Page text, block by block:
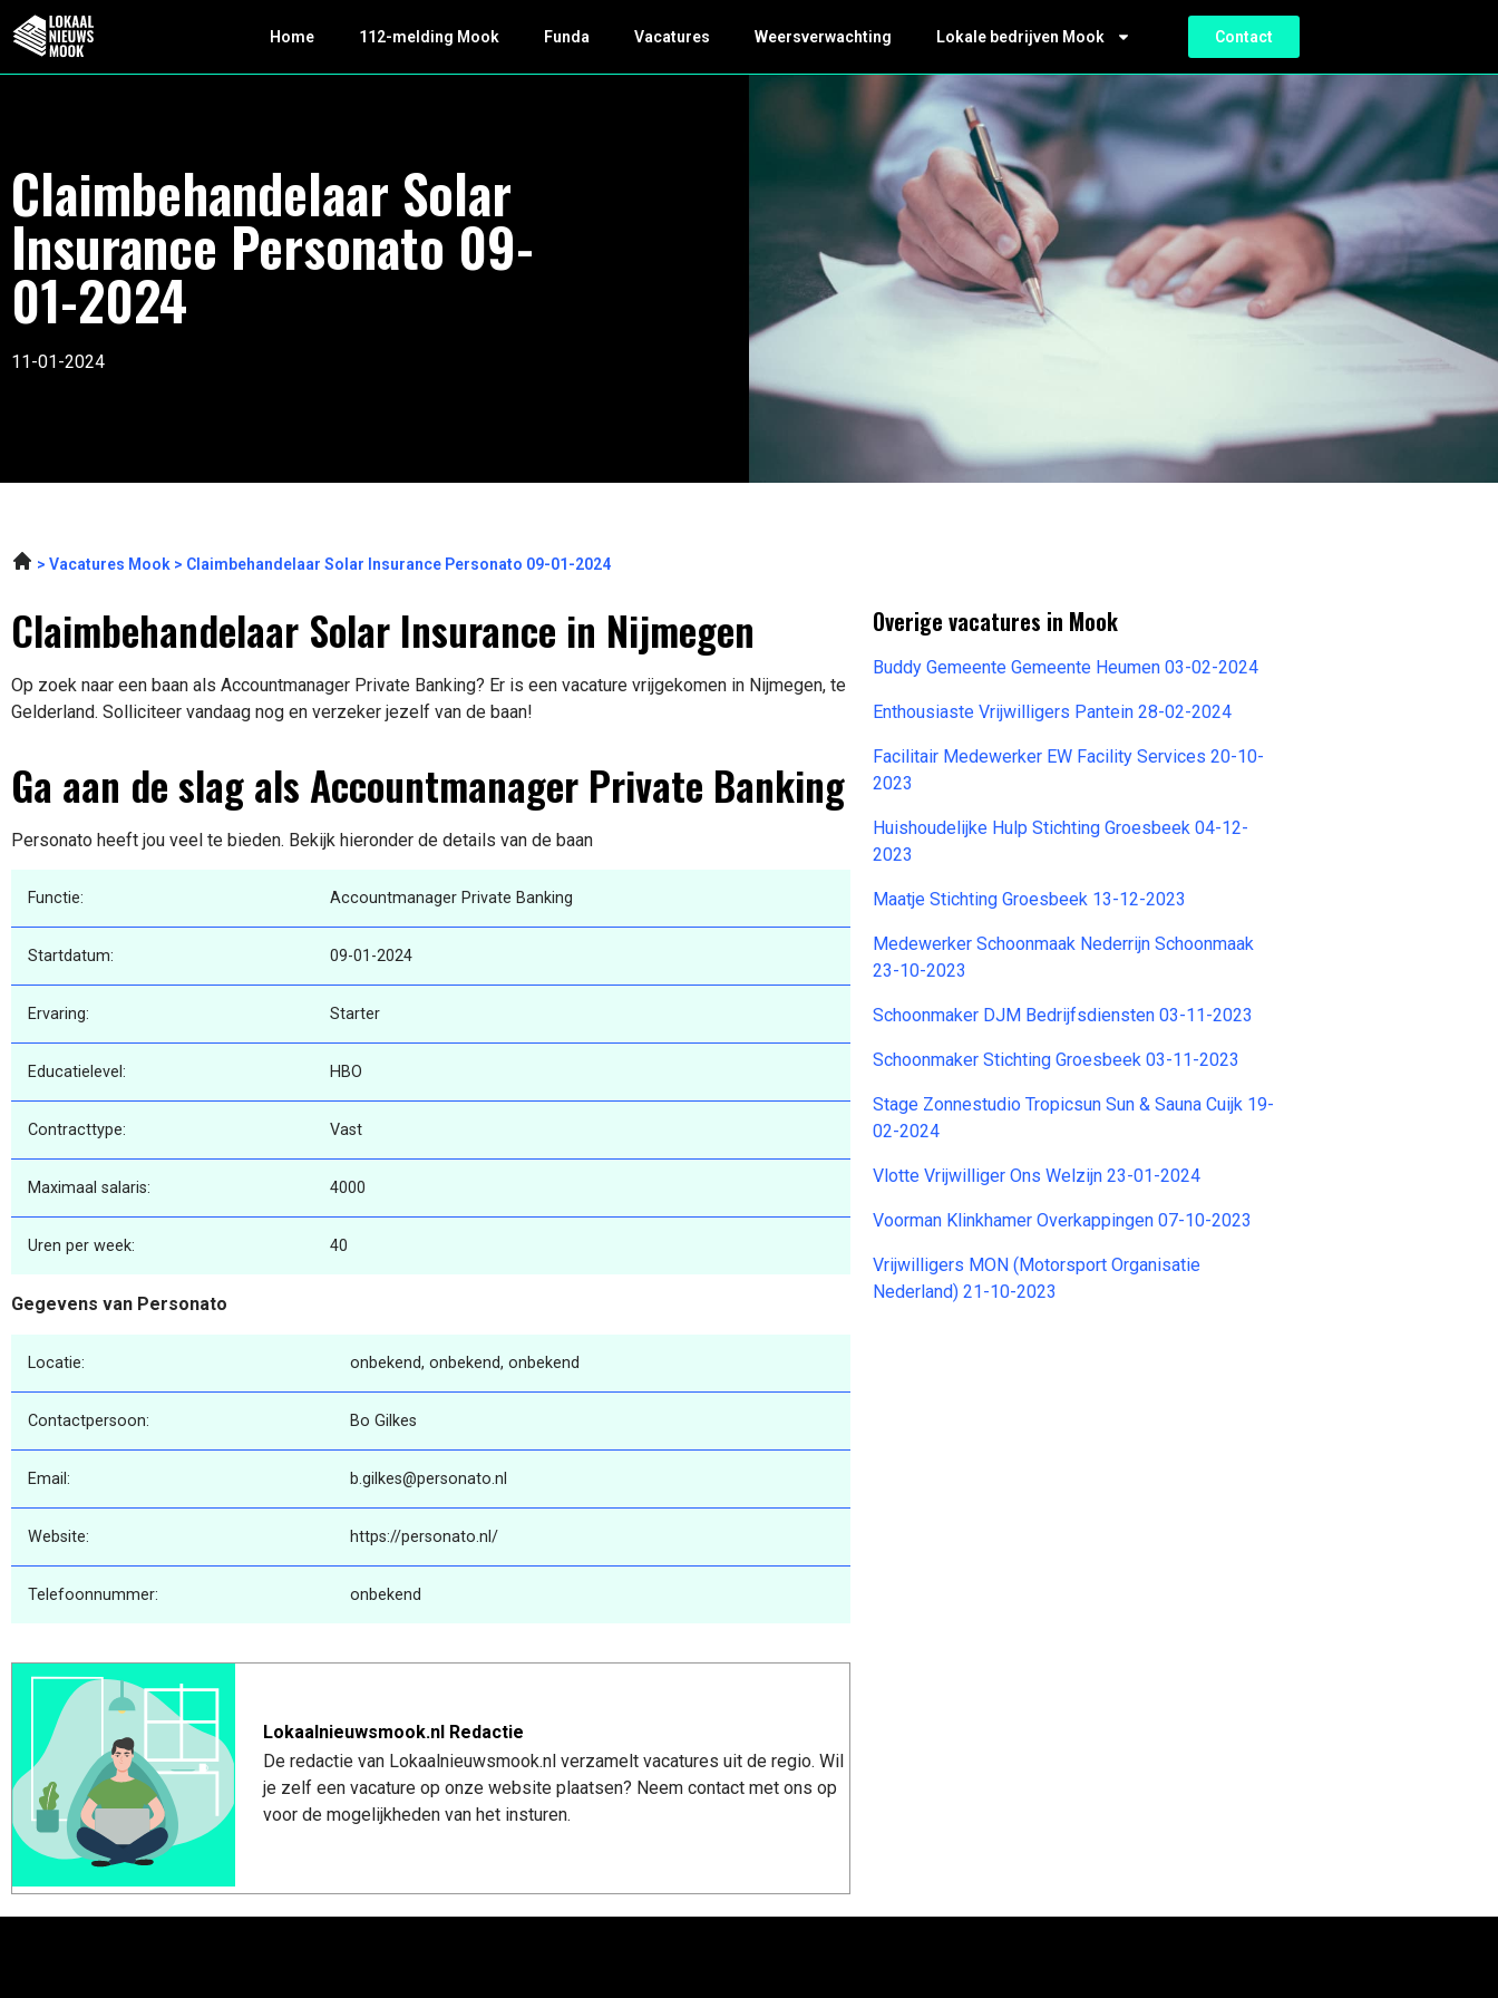
Home 112-melding Mook Funda Vacatures Weersverwachting Lokale bedrijven Mook Contact
Claimbehandelaar Solar
Insurance Personato 09-
01-2024
11-01-2024
Vacatures Mook Claimbehandelaar Solar Insurance Personato 09-01-2024
Claimbehandelaar Solar Insurance in Nijmegen
Op zoek naar een baan als Accountmanager Private Banking? Er is een vacature vrijgekomen in Nijmegen, te
Gelderland. Solliciteer vandaag nog en verzeker jezelf van de baan!
Ga aan de slag als Accountmanager Private Banking
Personato heeft jou veel te bieden. Bekijk hieronder de details van de baan
Functie: Accountmanager Private Banking
Startdatum: 09-01-2024
Ervaring: Starter
Educatielevel: HBO
Contracttype: Vast
Maximaal salaris: 4000
Uren per week: 40
Gegevens van Personato
Locatie: onbekend, onbekend, onbekend
Contactpersoon: Bo Gilkes
Email: b.gilkes@personato.nl
Website: https://personato.nl/
Telefoonnummer: onbekend
Lokaalnieuwsmook.nl Redactie
De redactie van Lokaalnieuwsmook.nl verzamelt vacatures uit de regio. Wil
je zelf een vacature op onze website plaatsen? Neem contact met ons op
voor de mogelijkheden van het insturen.
Overige vacatures in Mook
Buddy Gemeente Gemeente Heumen 03-02-2024
Enthousiaste Vrijwilligers Pantein 28-02-2024
Facilitair Medewerker EW Facility Services 20-10-
2023
Huishoudelijke Hulp Stichting Groesbeek 04-12-
2023
Maatje Stichting Groesbeek 13-12-2023
Medewerker Schoonmaak Nederrijn Schoonmaak
23-10-2023
Schoonmaker DJM Bedrijfsdiensten 03-11-2023
Schoonmaker Stichting Groesbeek 03-11-2023
Stage Zonnestudio Tropicsun Sun & Sauna Cuijk 19-
02-2024
Vlotte Vrijwilliger Ons Welzijn 23-01-2024
Voorman Klinkhamer Overkappingen 07-10-2023
Vrijwilligers MON (Motorsport Organisatie
Nederland) 21-10-2023